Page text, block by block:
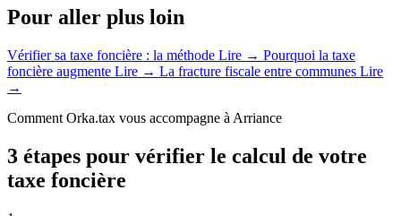
Pour aller plus loin
Vérifier sa taxe foncière : la méthode Lire → Pourquoi la taxe
foncière augmente Lire → La fracture fiscale entre communes Lire
→
Comment Orka.tax vous accompagne à Arriance
3 étapes pour vérifier le calcul de votre
taxe foncière